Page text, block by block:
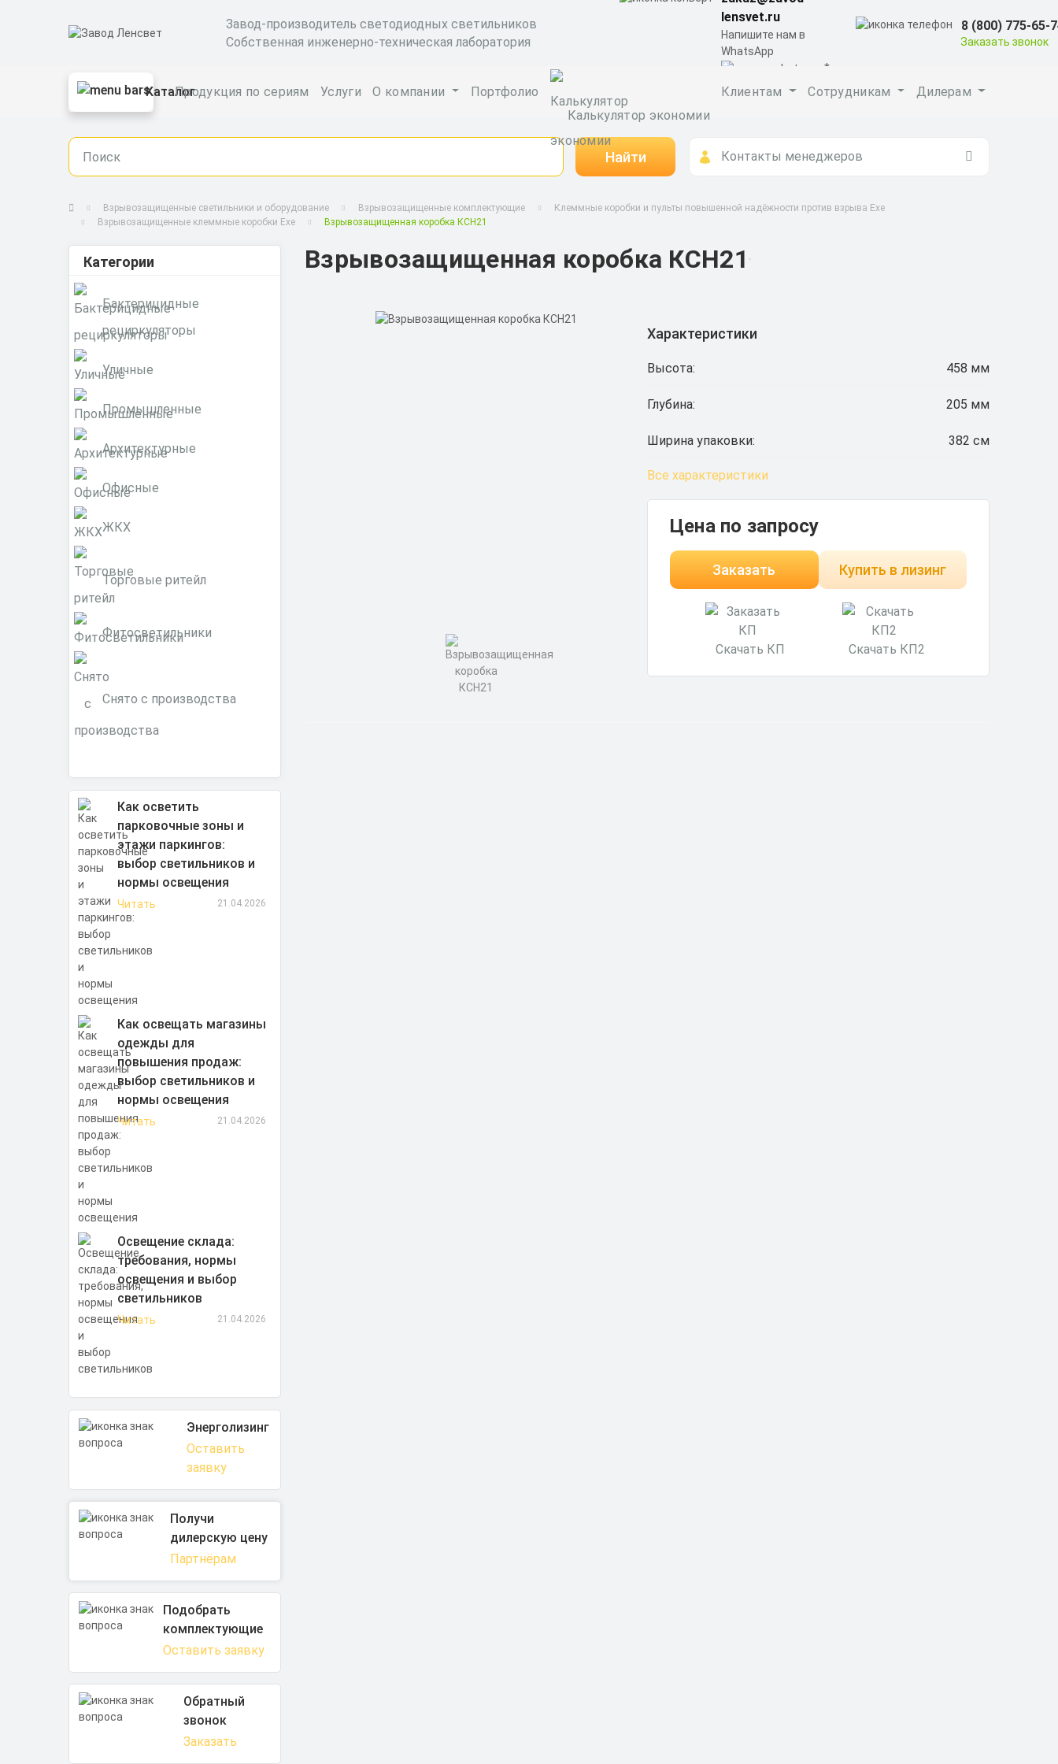
Завод-производитель светодиодных светильников
Собственная инженерно-техническая лаборатория
lensvet.ru
Напишите нам в
WhatsApp
8 (800) 775-65-
Заказать звонок
КаталогПродукция по сериям Услуги О компании
Портфолио
Калькулятор экономии
Клиентам Сотрудникам Дилерам
Найти Контакты менеджеров
Взрывозащищенные светильники и оборудование Взрывозащищенные комплектующие
Клеммные коробки и пульты повышенной надёжности против взрыва Exe
Взрывозащищенные клеммные коробки Exe
Взрывозащищенная коробка КСН21
Категории
Бактерицидные
рециркуляторы
Уличные
Промышленные
Архитектурные
Офисные
ЖКХ
Торговые ритейл
Фитосветильники
Снято с производства
Как осветить
парковочные зоны и
этажи паркингов:
выбор светильников и
нормы освещения
Читать 21.04.2026
Как освещать магазины
одежды для
повышения продаж:
выбор светильников и
нормы освещения
Читать 21.04.2026
Освещение склада:
требования, нормы
освещения и выбор
светильников
Читать 21.04.2026
Энерголизинг
Оставить
заявку
Получи
дилерскую цену
Партнёрам
Подобрать
комплектующие
Оставить заявку
Обратный
звонок
Заказать
Взрывозащищенная коробка КСН21
Характеристики
Высота: 458 мм
Глубина: 205 мм
Ширина упаковки: 382 см
Все характеристики
Цена по запросу
Заказать Купить в лизинг
Скачать КП Скачать КП2